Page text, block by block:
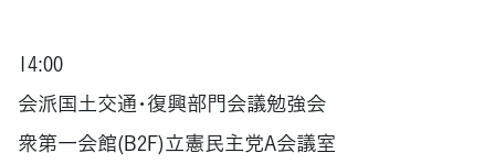
14:00
会派国土交通･復興部門会議勉強会
衆第一会館(B2F)立憲民主党A会議室